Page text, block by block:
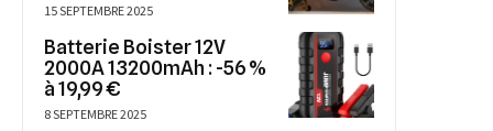
15 SEPTEMBRE 2025
Batterie Boister 12V
2000A 13200mAh : -56 %
à 19,99 €
8 SEPTEMBRE 2025